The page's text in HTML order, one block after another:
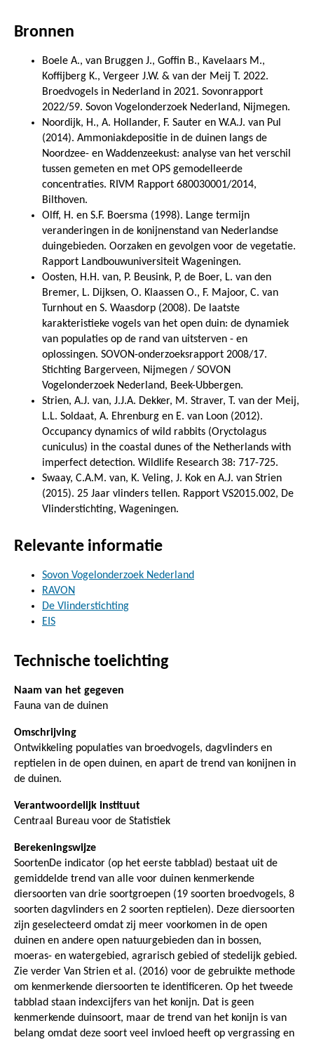
Bronnen
Boele A., van Bruggen J., Goffin B., Kavelaars M.,
Koffijberg K., Vergeer J.W. & van der Meij T. 2022.
Broedvogels in Nederland in 2021. Sovonrapport
2022/59. Sovon Vogelonderzoek Nederland, Nijmegen.
Noordijk, H., A. Hollander, F. Sauter en W.A.J. van Pul
(2014). Ammoniakdepositie in de duinen langs de
Noordzee- en Waddenzeekust: analyse van het verschil
tussen gemeten en met OPS gemodelleerde
concentraties. RIVM Rapport 680030001/2014,
Bilthoven.
Olff, H. en S.F. Boersma (1998). Lange termijn
veranderingen in de konijnenstand van Nederlandse
duingebieden. Oorzaken en gevolgen voor de vegetatie.
Rapport Landbouwuniversiteit Wageningen.
Oosten, H.H. van, P. Beusink, P, de Boer, L. van den
Bremer, L. Dijksen, O. Klaassen O., F. Majoor, C. van
Turnhout en S. Waasdorp (2008). De laatste
karakteristieke vogels van het open duin: de dynamiek
van populaties op de rand van uitsterven - en
oplossingen. SOVON-onderzoeksrapport 2008/17.
Stichting Bargerveen, Nijmegen / SOVON
Vogelonderzoek Nederland, Beek-Ubbergen.
Strien, A.J. van, J.J.A. Dekker, M. Straver, T. van der Meij,
L.L. Soldaat, A. Ehrenburg en E. van Loon (2012).
Occupancy dynamics of wild rabbits (Oryctolagus
cuniculus) in the coastal dunes of the Netherlands with
imperfect detection. Wildlife Research 38: 717-725.
Swaay, C.A.M. van, K. Veling, J. Kok en A.J. van Strien
(2015). 25 Jaar vlinders tellen. Rapport VS2015.002, De
Vlinderstichting, Wageningen.
Relevante informatie
Sovon Vogelonderzoek Nederland
RAVON
De Vlinderstichting
EIS
Technische toelichting
Naam van het gegeven
Fauna van de duinen
Omschrijving
Ontwikkeling populaties van broedvogels, dagvlinders en
reptielen in de open duinen, en apart de trend van konijnen in
de duinen.
Verantwoordelijk instituut
Centraal Bureau voor de Statistiek
Berekeningswijze
SoortenDe indicator (op het eerste tabblad) bestaat uit de
gemiddelde trend van alle voor duinen kenmerkende
diersoorten van drie soortgroepen (19 soorten broedvogels, 8
soorten dagvlinders en 2 soorten reptielen). Deze diersoorten
zijn geselecteerd omdat zij meer voorkomen in de open
duinen en andere open natuurgebieden dan in bossen,
moeras- en watergebied, agrarisch gebied of stedelijk gebied.
Zie verder Van Strien et al. (2016) voor de gebruikte methode
om kenmerkende diersoorten te identificeren. Op het tweede
tabblad staan indexcijfers van het konijn. Dat is geen
kenmerkende duinsoort, maar de trend van het konijn is van
belang omdat deze soort veel invloed heeft op vergrassing en